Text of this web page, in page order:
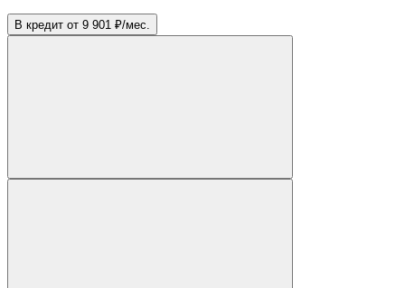
В кредит от 9 901 ₽/мес.